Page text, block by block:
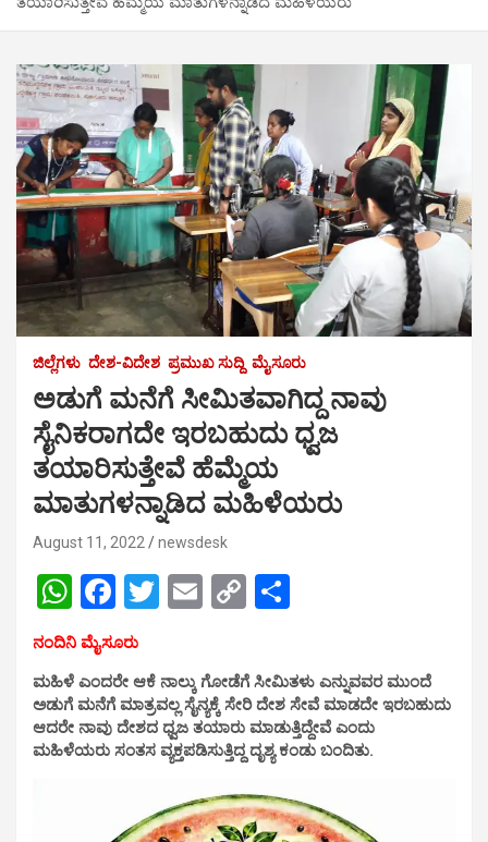
ಜಿಲ್ಲೆಗಳು ದೇಶ-ವಿದೇಶ ಪ್ರಮುಖ ಸುದ್ದಿ ಮೈಸೂರು
ಅಡುಗೆ ಮನೆಗೆ ಸೀಮಿತವಾಗಿದ್ದ ನಾವು
ಸೈನಿಕರಾಗದೇ ಇರಬಹುದು ಧ್ವಜ
ತಯಾರಿಸುತ್ತೇವೆ ಹೆಮ್ಮೆಯ
ಮಾತುಗಳನ್ನಾಡಿದ ಮಹಿಳೆಯರು
August 11, 2022 newsdesk
W
h
at
s
A
p
F
a
ce
b
o
o
T
er
E
C
Li
n
k
e
ನಂದಿನಿ ಮೈಸೂರು
ಮಹಿಳೆ ಎಂದರೇ ಆಕೆ ನಾಲ್ಕು ಗೋಡೆಗೆ ಸೀಮಿತಳು ಎನ್ನುವವರ ಮುಂದೆ
ಅಡುಗೆ ಮನೆಗೆ ಮಾತ್ರವಲ್ಲ ಸೈನ್ಯಕ್ಕೆ ಸೇರಿ ದೇಶ ಸೇವೆ ಮಾಡದೇ ಇರಬಹುದು
ಆದರೇ ನಾವು ದೇಶದ ಧ್ವಜ ತಯಾರು ಮಾಡುತ್ತಿದ್ದೇವೆ ಎಂದು
ಮಹಿಳೆಯರು ಸಂತಸ ವ್ಯಕ್ತಪಡಿಸುತ್ತಿದ್ದ‌ ದೃಶ್ಯ ಕಂಡು ಬಂದಿತು.